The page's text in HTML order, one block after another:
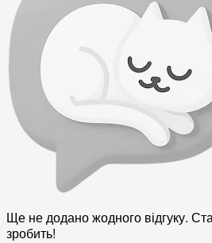
Ще не додано жодного відгуку.
зробить!